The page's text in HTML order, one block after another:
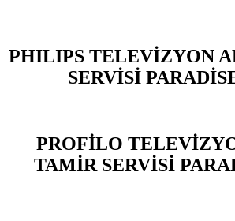
PHILIPS TELEVİZYON
SERVİSİ
PROFİLO
TAMİR SERVİSİ